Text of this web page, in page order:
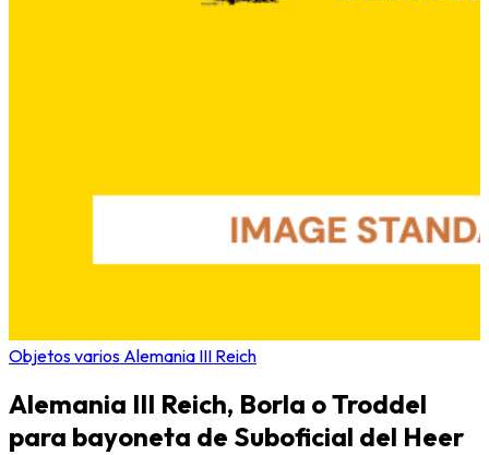
Objetos varios Alemania III Reich
Alemania III Reich, Borla o Troddel
para bayoneta de Suboficial del Heer